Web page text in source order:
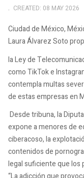
CREATED: 08 MAY 2026
Ciudad de México,
Laura Álvarez Soto
la Ley de
como TikTok e
contempla multas
de estas empresas en
Desde tribuna, la
expone a menores de
ciberacoso, la
contenidos de
legal suficiente que los